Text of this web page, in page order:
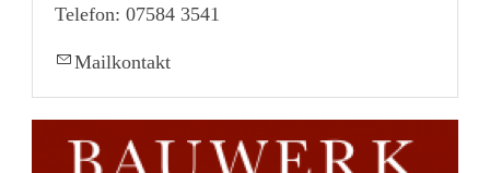
Telefon: 07584 3541
Mailkontakt